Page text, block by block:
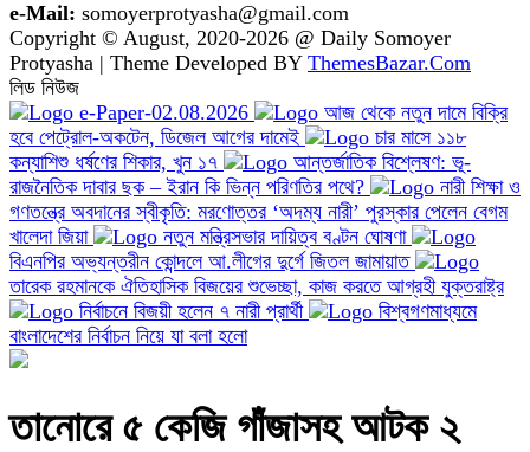
e-Mail: somoyerprotyasha@gmail.com
Copyright © August, 2020-2026 @ Daily Somoyer
Protyasha | Theme Developed BY ThemesBazar.Com
লিড নিউজ
e-Paper-02.08.2026
আজ থেকে নতুন দামে বিক্রি
হবে পেট্রোল-অকটেন, ডিজেল আগের দামেই
চার মাসে ১১৮
কন্যাশিশু ধর্ষণের শিকার, খুন ১৭
আন্তর্জাতিক বিশ্লেষণ: ভূ-
রাজনৈতিক দাবার ছক – ইরান কি ভিন্ন পরিণতির পথে?
নারী শিক্ষা ও
গণতন্ত্রে অবদানের স্বীকৃতি: মরণোত্তর ‘অদম্য নারী’ পুরস্কার পেলেন বেগম
খালেদা জিয়া
নতুন মন্ত্রিসভার দায়িত্ব বণ্টন ঘোষণা
বিএনপির অভ্যন্তরীন কোন্দলে আ.লীগের দুর্গে জিতল জামায়াত
তারেক রহমানকে ঐতিহাসিক বিজয়ের শুভেচ্ছা, কাজ করতে আগ্রহী যুক্তরাষ্ট্র
নির্বাচনে বিজয়ী হলেন ৭ নারী প্রার্থী
বিশ্বগণমাধ্যমে
বাংলাদেশের নির্বাচন নিয়ে যা বলা হলো
তানোরে ৫ কেজি গাঁজাসহ আটক ২